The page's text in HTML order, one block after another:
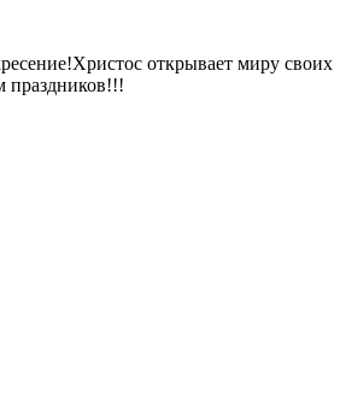
открывает миру своих
праздников!!!